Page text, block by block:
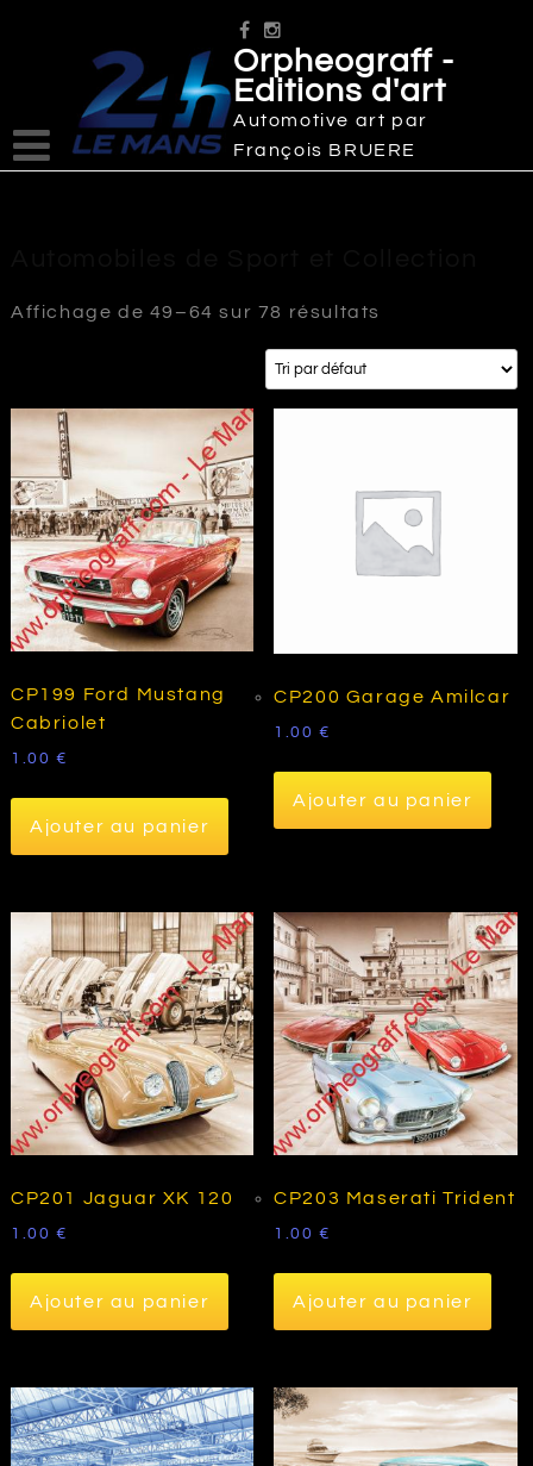
Orpheograff -
Editions d'art
Automotive art par
François BRUERE
Affichage de 49–64 sur 78 résultats
CP199 Ford Mustang
Cabriolet
1.00 €
Ajouter au panier
CP200 Garage Amilcar
1.00€
Ajouter au panier
CP201 Jaguar XK 120
1.00 €
Ajouter au panier
CP203 Maserati Trident
1.00€
Ajouter au panier